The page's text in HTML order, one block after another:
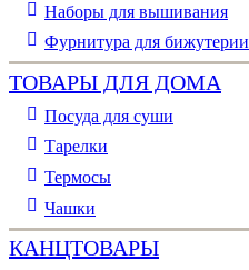
Наборы для вышивания
Фурнитура для бижутерии
ТОВАРЫ ДЛЯ ДОМА
Посуда для суши
Тарелки
Термосы
Чашки
КАНЦТОВАРЫ